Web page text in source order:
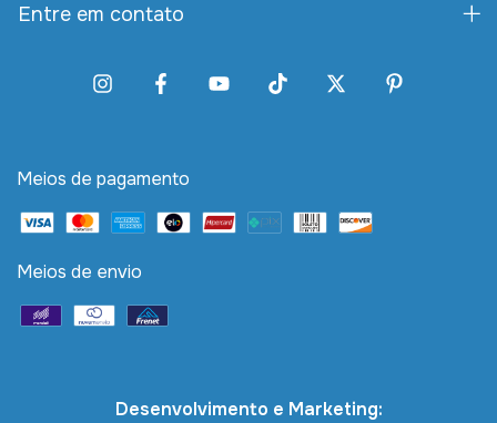
Entre em contato
Meios de pagamento
Meios de envio
Desenvolvimento e Marketing: